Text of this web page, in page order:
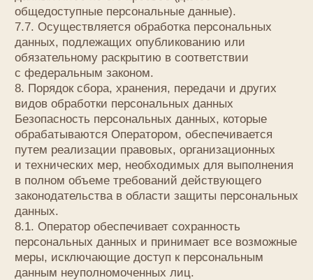
разъяснения по интересующим вопросам,
касающимся обработки его персональных данных,
обратившись к Оператору с помощью электронной
почты info@lemive.com.
12.2. В данном документе будут отражены любые
изменения политики обработки персональных
данных Оператором. Политика действует
бессрочно до замены ее новой версией.
12.3. Актуальная версия Политики в свободном
доступе расположена в сети Интернет по адресу
toys.lemive.com/privacy.